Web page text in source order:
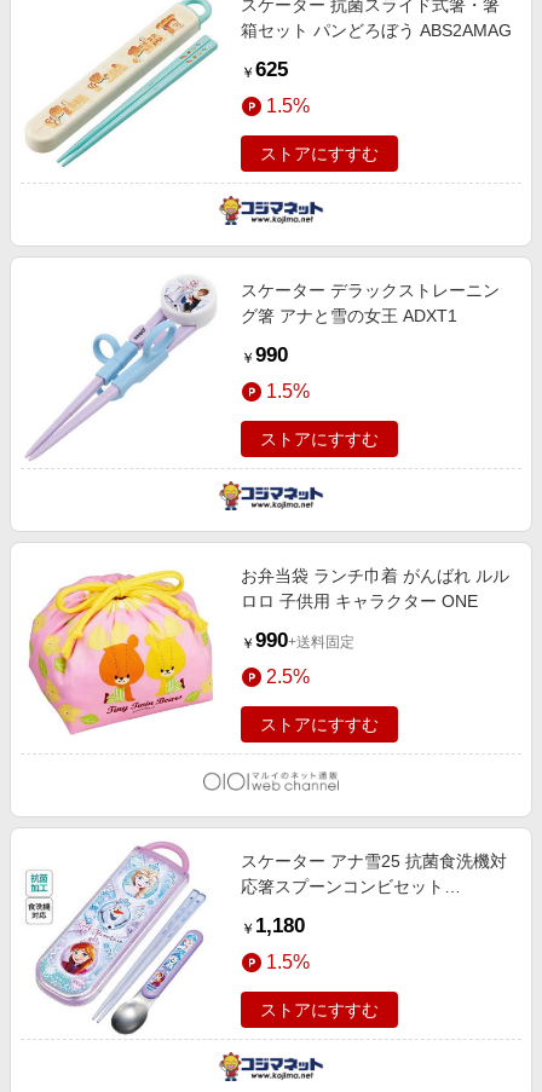
スケーター 抗菌スライド式箸・箸
箱セット パンどろぼう ABS2AMAG
￥ 625
1.5%
ストアにすすむ
スケーター デラックストレーニン
グ箸 アナと雪の女王 ADXT1
￥ 990
1.5%
ストアにすすむ
お弁当袋 ランチ巾着 がんばれ ルル
ロロ 子供用 キャラクター ONE
￥ 990+送料固定
2.5%
ストアにすすむ
スケーター アナ雪25 抗菌食洗機対
応箸スプーンコンビセット
￥ 1,180
1.5%
ストアにすすむ